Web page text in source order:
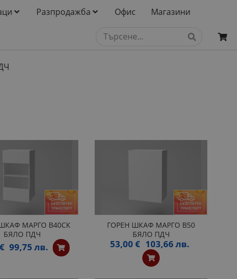
Разпродажба Офис Магазини
МАРГО B40СК
БЯЛО ПДЧ
99,75 лв.
ГОРЕН ШКАФ МАРГО B50
БЯЛО ПДЧ
53,00 € 103,66 лв.